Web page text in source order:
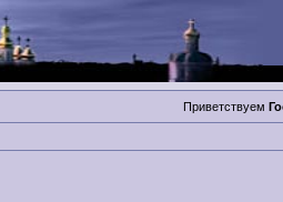
Приветствуем